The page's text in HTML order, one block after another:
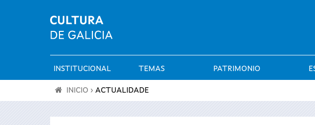
Menú
principal
INSTITUCIONAL TEMAS PATRIMONIO
INICIO › ACTUALIDADE